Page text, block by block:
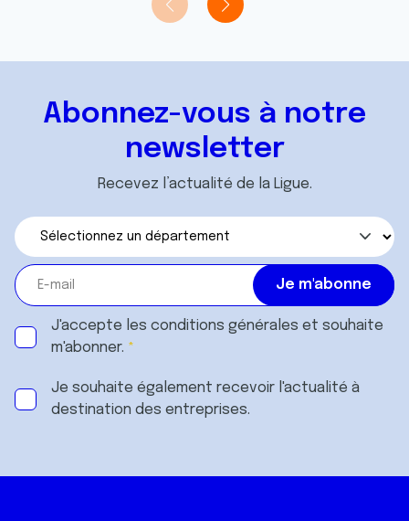
Abonnez-vous à notre
newsletter
Recevez l’actualité de la Ligue.
J'accepte les conditions générales et souhaite
m'abonner.
Je souhaite également recevoir l'actualité à
destination des entreprises.